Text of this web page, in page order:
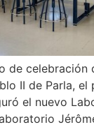
de celebración
II de Parla, el
el nuevo